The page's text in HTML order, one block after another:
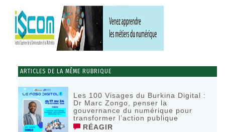
ARTICLES DE LA MÊME RUBRIQUE
Les 100 Visages du Burkina Digital :
Dr Marc Zongo, penser la
gouvernance du numérique pour
transformer l’action publique
RÉAGIR